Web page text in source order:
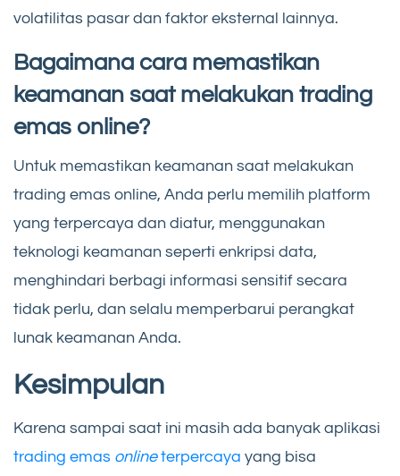
volatilitas pasar dan faktor eksternal lainnya.
Bagaimana cara memastikan
keamanan saat melakukan trading
emas online?
Untuk memastikan keamanan saat melakukan
trading emas online, Anda perlu memilih platform
yang terpercaya dan diatur, menggunakan
teknologi keamanan seperti enkripsi data,
menghindari berbagi informasi sensitif secara
tidak perlu, dan selalu memperbarui perangkat
lunak keamanan Anda.
Kesimpulan
Karena sampai saat ini masih ada banyak aplikasi
trading emas onlineterpercaya yang bisa